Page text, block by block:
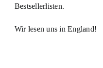
Bestsellerlisten.
Wir lesen uns in England!